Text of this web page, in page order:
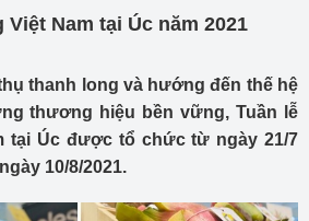
Nam tại Úc năm 2021
thanh long và hướng đến thế hệ
thương hiệu bền vững, Tuần lễ
tại Úc được tổ chức từ ngày 21/7
10/8/2021.